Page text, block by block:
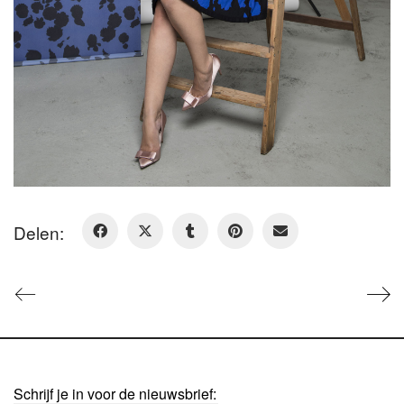
Delen:
Schrijf je in voor de nieuwsbrief: